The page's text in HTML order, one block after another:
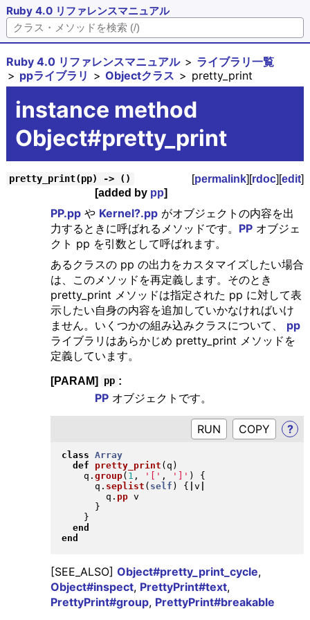
Ruby 4.0 リファレンスマニュアル
Ruby 4.0 リファレンスマニュアル
ライブラリ一覧
ppライブラリ
Objectクラス pretty_print
instance method
Object#pretty_print
pretty_print(pp) -> () [permalink][rdoc][edit]
[added by pp]
PP.ppや Kernel?.ppがオブジェクトの内容を出
力するときに呼ばれるメソッドです。 PPオブジェ
クト pp を引数として呼ばれます。
あるクラスの pp の出力をカスタマイズしたい場合
は、このメソッドを再定義します。そのとき
pretty_print メソッドは指定された pp に対して表
示したい自身の内容を追加していかなければいけ
ません。いくつかの組み込みクラスについて、 pp
ライブラリはあらかじめ pretty_print メソッドを
定義しています。
[PARAM] pp :
PPオブジェクトです。
RUN ?
class Array
def
pretty_print ( q )
    q
. group( 1 , '[' , ']' )
{
      q
. seplist ( self ) { v
        q
. pp v
}
}
end
end
[SEE_ALSO] Object#pretty_print_cycle,
Object#inspect, PrettyPrint#text,
PrettyPrint#group, PrettyPrint#breakable